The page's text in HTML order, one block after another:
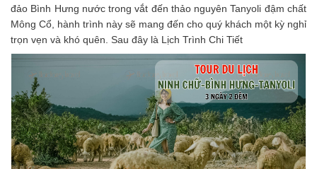
đảo Bình Hưng nước trong vắt đến thảo nguyên Tanyoli đậm chất
Mông Cổ, hành trình này sẽ mang đến cho quý khách một kỳ nghỉ
trọn vẹn và khó quên. Sau đây là Lịch Trình Chi Tiết